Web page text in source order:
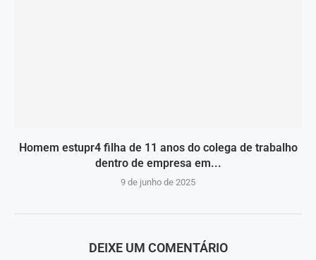
Homem estupr4 filha de 11 anos do colega de trabalho
dentro de empresa em...
9 de junho de 2025
DEIXE UM COMENTÁRIO